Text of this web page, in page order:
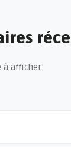
afficher.